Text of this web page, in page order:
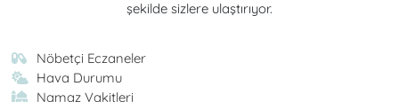
şekilde sizlere ulaştırıyor.
Nöbetçi Eczaneler
Hava Durumu
Namaz Vakitleri